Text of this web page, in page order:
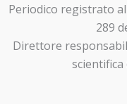
Periodico registrato
289
Direttore
scientifica